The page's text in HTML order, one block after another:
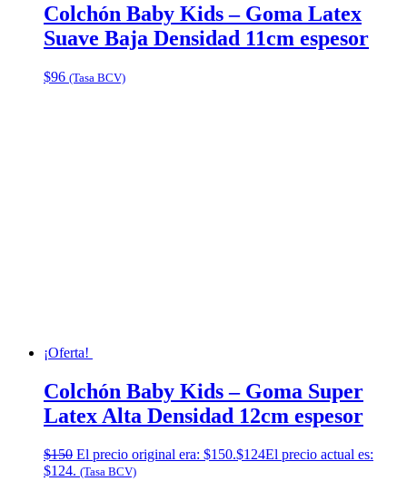
Colchón Baby Kids – Goma Latex
Suave Baja Densidad 11cm espesor
$96 (Tasa BCV)
¡Oferta!
Colchón Baby Kids – Goma Super
Latex Alta Densidad 12cm espesor
$150 El precio original era: $150.$124El precio actual es:
$124. (Tasa BCV)